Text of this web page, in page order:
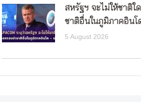
สหรัฐฯ จะไม่ให้ชาติใ
ชาติอื่นในภูมิภาคอิน
5 August 2026